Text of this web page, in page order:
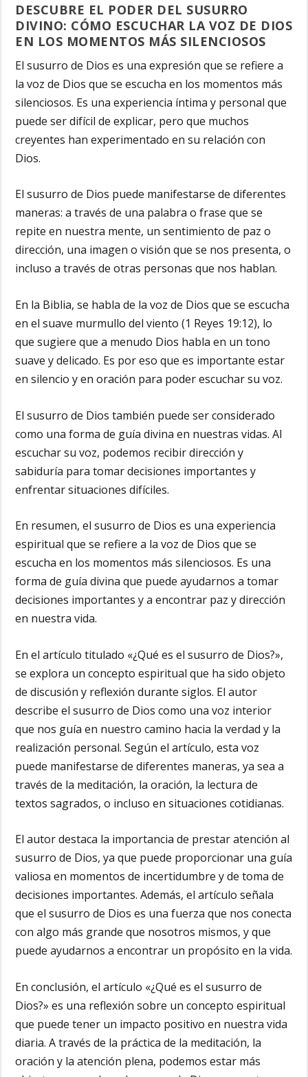
DESCUBRE EL PODER DEL SUSURRO
DIVINO: CÓMO ESCUCHAR LA VOZ DE DIOS
EN LOS MOMENTOS MÁS SILENCIOSOS
El susurro de Dios es una expresión que se refiere a
la voz de Dios que se escucha en los momentos más
silenciosos. Es una experiencia íntima y personal que
puede ser difícil de explicar, pero que muchos
creyentes han experimentado en su relación con
Dios.
El susurro de Dios puede manifestarse de diferentes
maneras: a través de una palabra o frase que se
repite en nuestra mente, un sentimiento de paz o
dirección, una imagen o visión que se nos presenta, o
incluso a través de otras personas que nos hablan.
En la Biblia, se habla de la voz de Dios que se escucha
en el suave murmullo del viento (1 Reyes 19:12), lo
que sugiere que a menudo Dios habla en un tono
suave y delicado. Es por eso que es importante estar
en silencio y en oración para poder escuchar su voz.
El susurro de Dios también puede ser considerado
como una forma de guía divina en nuestras vidas. Al
escuchar su voz, podemos recibir dirección y
sabiduría para tomar decisiones importantes y
enfrentar situaciones difíciles.
En resumen, el susurro de Dios es una experiencia
espiritual que se refiere a la voz de Dios que se
escucha en los momentos más silenciosos. Es una
forma de guía divina que puede ayudarnos a tomar
decisiones importantes y a encontrar paz y dirección
en nuestra vida.
En el artículo titulado «¿Qué es el susurro de Dios?»,
se explora un concepto espiritual que ha sido objeto
de discusión y reflexión durante siglos. El autor
describe el susurro de Dios como una voz interior
que nos guía en nuestro camino hacia la verdad y la
realización personal. Según el artículo, esta voz
puede manifestarse de diferentes maneras, ya sea a
través de la meditación, la oración, la lectura de
textos sagrados, o incluso en situaciones cotidianas.
El autor destaca la importancia de prestar atención al
susurro de Dios, ya que puede proporcionar una guía
valiosa en momentos de incertidumbre y de toma de
decisiones importantes. Además, el artículo señala
que el susurro de Dios es una fuerza que nos conecta
con algo más grande que nosotros mismos, y que
puede ayudarnos a encontrar un propósito en la vida.
En conclusión, el artículo «¿Qué es el susurro de
Dios?» es una reflexión sobre un concepto espiritual
que puede tener un impacto positivo en nuestra vida
diaria. A través de la práctica de la meditación, la
oración y la atención plena, podemos estar más